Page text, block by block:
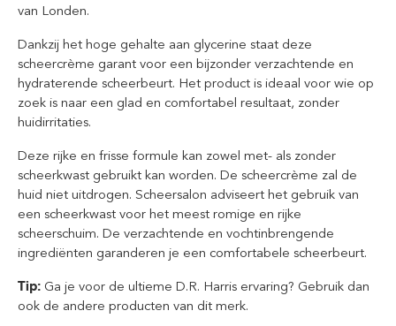
van Londen.
Dankzij het hoge gehalte aan glycerine staat deze
scheercrème garant voor een bijzonder verzachtende en
hydraterende scheerbeurt. Het product is ideaal voor wie op
zoek is naar een glad en comfortabel resultaat, zonder
huidirritaties.
Deze rijke en frisse formule kan zowel met- als zonder
scheerkwast gebruikt kan worden. De scheercrème zal de
huid niet uitdrogen. Scheersalon adviseert het gebruik van
een scheerkwast voor het meest romige en rijke
scheerschuim. De verzachtende en vochtinbrengende
ingrediënten garanderen je een comfortabele scheerbeurt.
Tip: Ga je voor de ultieme D.R. Harris ervaring? Gebruik dan
ook de andere producten van dit merk.